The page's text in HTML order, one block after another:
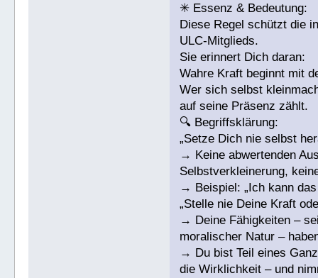
✳ Essenz & Bedeutung:
Diese Regel schützt die
ULC-Mitglieds.
Sie erinnert Dich daran:
Wahre Kraft beginnt mit
Wer sich selbst
auf seine Präsenz zählt.
🔍 Begriffsklärung:
„Setze Dich nie selbst
→ Keine abwertenden
Selbstverkleinerung,
→ Beispiel: „Ich kann das
„Stelle nie Deine Kraft
→ Deine Fähigkeiten –
moralischer Natur –
→ Du bist Teil eines
die Wirklichkeit – und